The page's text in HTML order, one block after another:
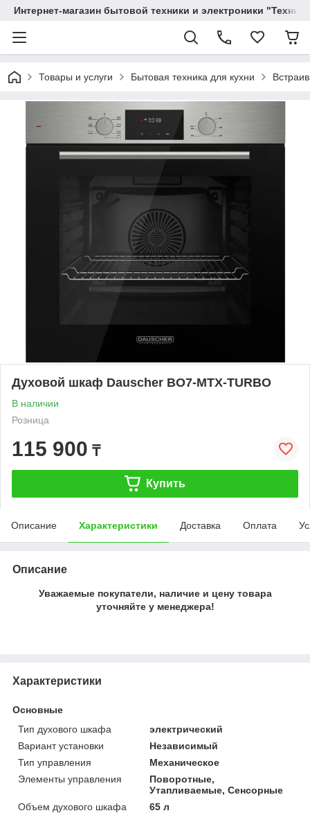
Интернет-магазин бытовой техники и электроники
Товары и услуги Бытовая техника для кухни
Духовой шкаф Dauscher BO7-MTX-TURBO
В наличии
Розница
115 900 ₸
Купить
Описание Характеристики Доставка Оплата
Описание
Уважаемые покупатели, наличие и цену товара
уточняйте у менеджера!
Характеристики
Основные
Тип духового шкафа
электрический
Вариант установки
Независимый
Тип управления
Механическое
Элементы управления
Поворотные,
Утапливаемые, Сенсорные
Объем духового шкафа
65 л